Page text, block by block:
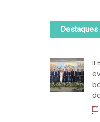
Destaques
II